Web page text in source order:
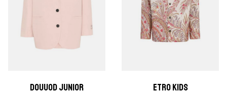
douuod junior etro kids